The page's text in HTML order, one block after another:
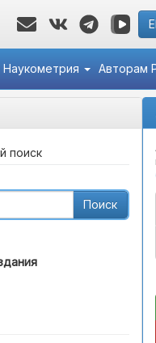
Наукометрия Авторам
поиск
Поиск